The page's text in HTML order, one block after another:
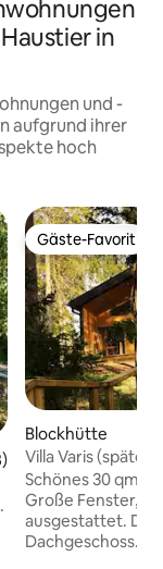
in
und -
aufgrund ihrer
hoch
Bewertung:
Gäste-Favorit
Gäste-Favorit
Blockhütte
Villa Varis (späte
Schönes 30 qm
Große Fenster,
ausgestattet.
Dachgeschoss.